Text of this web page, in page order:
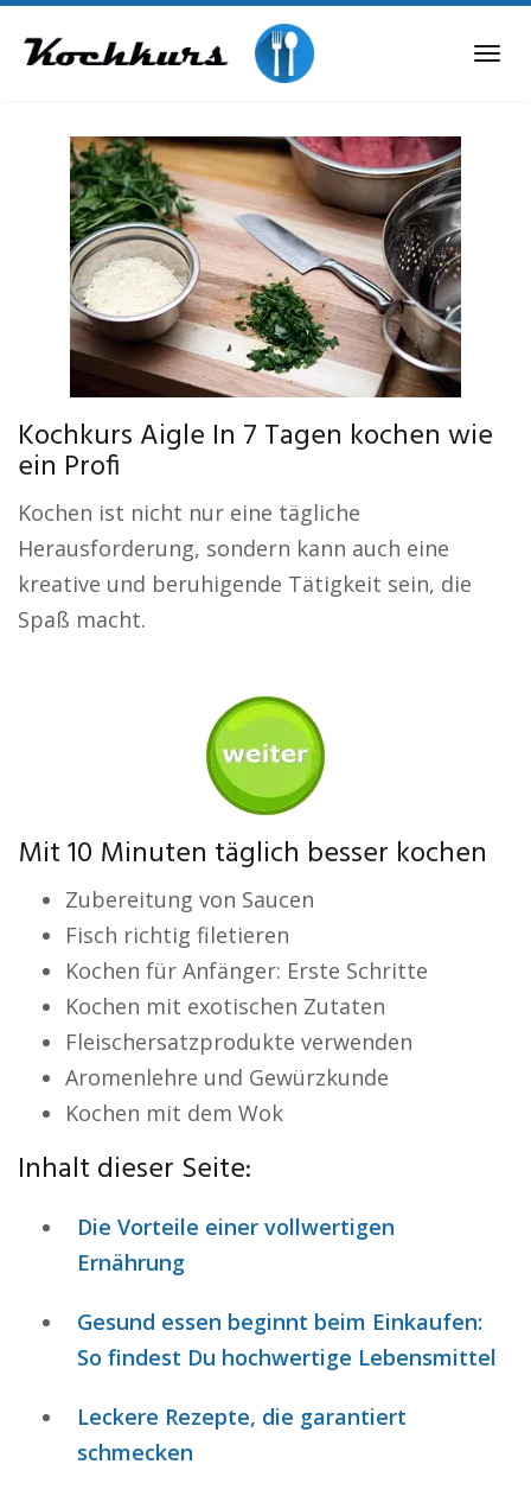
Kochkurs Aigle In 7 Tagen kochen wie
ein Profi
Kochen ist nicht nur eine tägliche
Herausforderung, sondern kann auch eine
kreative und beruhigende Tätigkeit sein, die
Spaß macht.
Mit 10 Minuten täglich besser kochen
Zubereitung von Saucen
Fisch richtig filetieren
Kochen für Anfänger: Erste Schritte
Kochen mit exotischen Zutaten
Fleischersatzprodukte verwenden
Aromenlehre und Gewürzkunde
Kochen mit dem Wok
Inhalt dieser Seite:
Die Vorteile einer vollwertigen
Ernährung
Gesund essen beginnt beim Einkaufen:
So findest Du hochwertige Lebensmittel
Leckere Rezepte, die garantiert
schmecken